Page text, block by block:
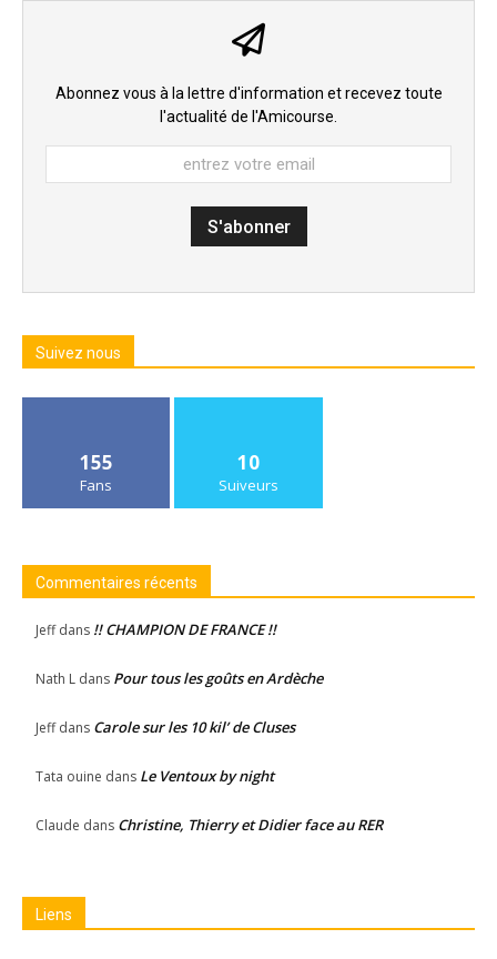
Abonnez vous à la lettre d'information et recevez toute
l'actualité de l'Amicourse.
Suivez nous
155
Fans
10
Suiveurs
Commentaires récents
Jeffdans !! CHAMPION DE FRANCE !!
Nath L dans Pour tous les goûts en Ardèche
Jeffdans Carole sur les 10 kil’ de Cluses
Tata ouine dans Le Ventoux by night
Claude dans Christine, Thierry et Didier face au RER
Liens